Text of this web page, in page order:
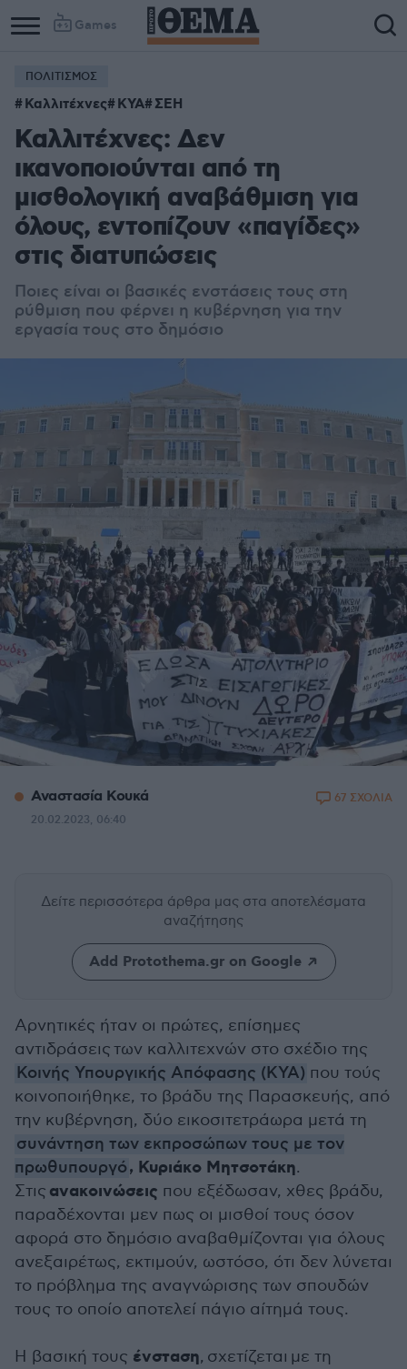
Games
ΠΟΛΙΤΙΣΜΟΣ
Καλλιτέχνες ΚΥΑ ΣΕΗ
Καλλιτέχνες: Δεν
ικανοποιούνται από τη
μισθολογική αναβάθμιση για
όλους, εντοπίζουν «παγίδες»
στις διατυπώσεις
Ποιες είναι οι βασικές ενστάσεις τους στη
ρύθμιση που φέρνει η κυβέρνηση για την
εργασία τους στο δημόσιο
Αναστασία Κουκά
20.02.2023, 06:40
67 ΣΧΟΛΙΑ
Δείτε περισσότερα άρθρα μας στα αποτελέσματα
αναζήτησης
Add Protothema.gr on Google
Αρνητικές ήταν οι πρώτες, επίσημες
αντιδράσεις των καλλιτεχνών στο σχέδιο της
Κοινής Υπουργικής Απόφασης (ΚΥΑ) που τούς
κοινοποιήθηκε, το βράδυ της Παρασκευής, από
την κυβέρνηση, δύο εικοσιτετράωρα μετά τη
συνάντηση των εκπροσώπων τους με τον
πρωθυπουργό, Κυριάκο Μητσοτάκη.
Στις ανακοινώσεις που εξέδωσαν, χθες βράδυ,
παραδέχονται μεν πως οι μισθοί τους όσον
αφορά στο δημόσιο αναβαθμίζονται για όλους
ανεξαιρέτως, εκτιμούν, ωστόσο, ότι δεν λύνεται
το πρόβλημα της αναγνώρισης των σπουδών
τους το οποίο αποτελεί πάγιο αίτημά τους.
Η βασική τους ένσταση, σχετίζεται με τη